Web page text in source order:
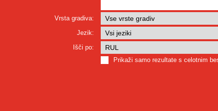
Vrsta gradiva:
Jezik:
Išči po:
Prikaži samo rezultate s celotnim